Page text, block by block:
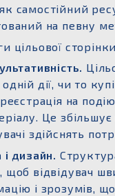
самостійний
на певну
цільової
дії, чи то
на
Це збільшує
здійснять
дизайн.
щоб відвідувач
і зрозумів,